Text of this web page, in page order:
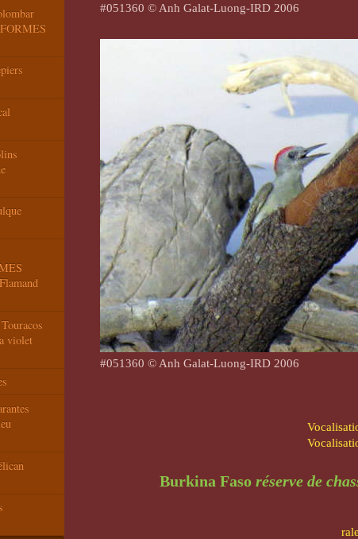
#051360 © Anh Galat-Luong-IRD 2006
#051360 © Anh Galat-Luong-IRD 2006
Burkina Faso réserve de
violet